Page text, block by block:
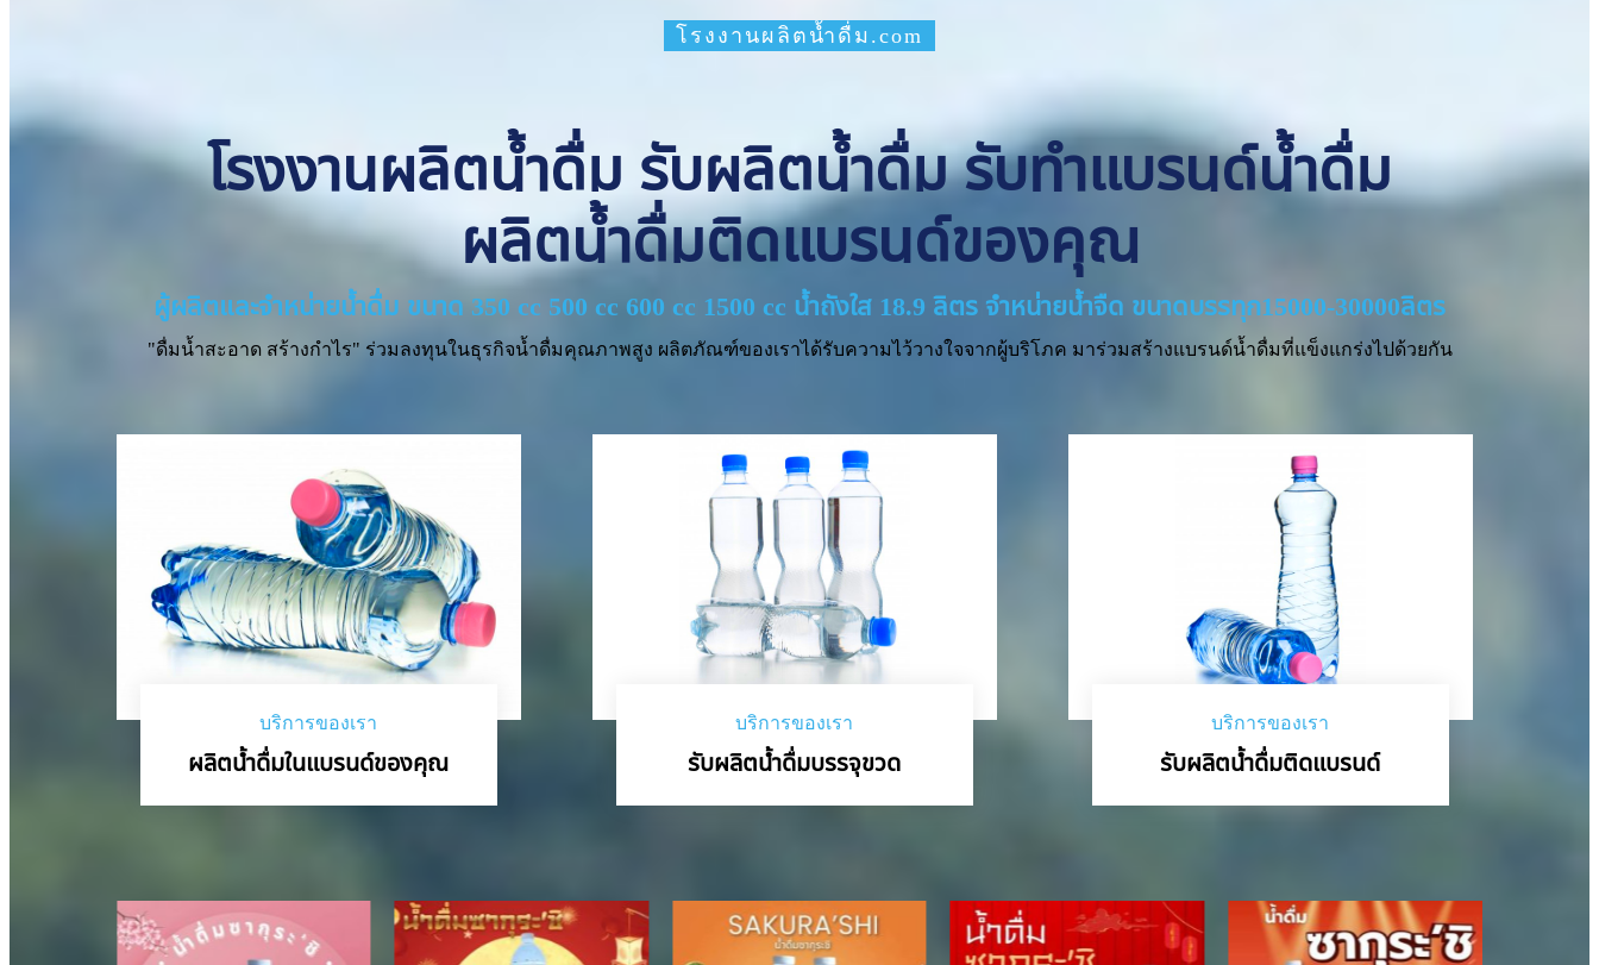
โรงงานผลิตน้ำดื่ม.com
โรงงานผลิตน้ำดื่ม รับผลิตน้ำดื่ม รับทำแบรนด์น้ำดื่ม
ผลิตน้ำดื่มติดแบรนด์ของคุณ
ผู้ผลิตและจำหน่ายน้ำดื่ม ขนาด 350 cc 500 cc 600 cc 1500 cc น้ำถังใส 18.9 ลิตร จำหน่ายน้ำจืด ขนาดบรรทุก15000-30000ลิตร
"ดื่มน้ำสะอาด สร้างกำไร" ร่วมลงทุนในธุรกิจน้ำดื่มคุณภาพสูง ผลิตภัณฑ์ของเราได้รับความไว้วางใจจากผู้บริโภค มาร่วมสร้างแบรนด์น้ำดื่มที่แข็งแกร่งไปด้วยกัน
บริการของเรา
ผลิตน้ำดื่มในแบรนด์ของคุณ
บริการของเรา
รับผลิตน้ำดื่มบรรจุขวด
บริการของเรา
รับผลิตน้ำดื่มติดแบรนด์